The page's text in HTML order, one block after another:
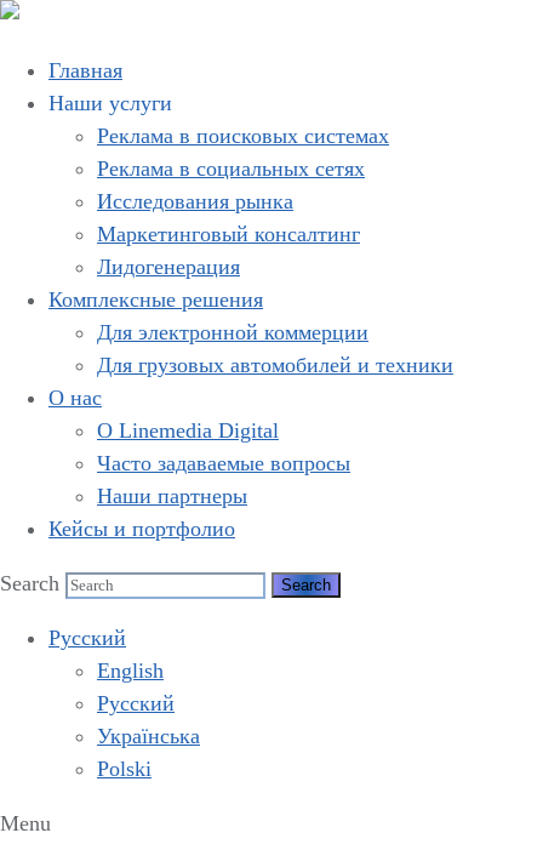
Главная
Наши услуги
Реклама в поисковых системах
Реклама в социальных сетях
Исследования рынка
Маркетинговый консалтинг
Лидогенерация
Комплексные решения
Для электронной коммерции
Для грузовых автомобилей и техники
О нас
О Linemedia Digital
Часто задаваемые вопросы
Наши партнеры
Кейсы и портфолио
Search
Русский
English
Русский
Українська
Polski
Menu